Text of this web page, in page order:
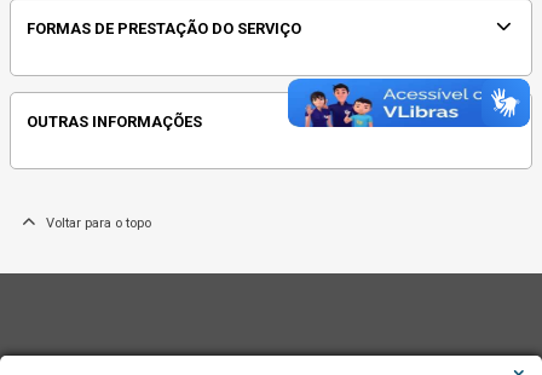
FORMAS DE PRESTAÇÃO DO SERVIÇO
OUTRAS INFORMAÇÕES
Voltar para o topo